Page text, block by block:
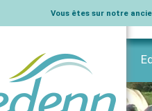
Vous êtes sur notre